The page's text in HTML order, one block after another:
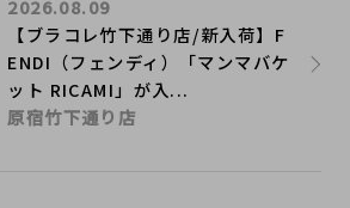
【ブラコレ竹下通り店/新入荷】F
ENDI（フェンディ）「マンマバケ
ット RICAMI」が入...
2026.08.09
原宿竹下通り店